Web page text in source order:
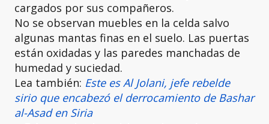
cargados por sus compañeros.
No se observan muebles en la celda salvo
algunas mantas finas en el suelo. Las puertas
están oxidadas y las paredes manchadas de
humedad y suciedad.
Lea también: Este es Al Jolani, jefe rebelde
sirio que encabezó el derrocamiento de Bashar
al-Asad en Siria